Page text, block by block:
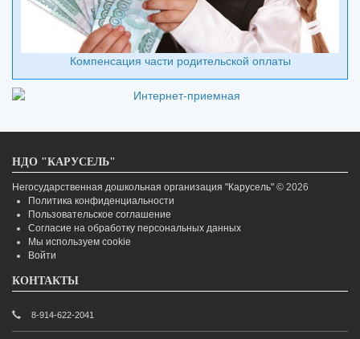
Компенсация части родительской оплаты
НДО "КАРУСЕЛЬ"
Негосударственная дошкольная организация "Карусель" © 2026
Политика конфиденциальности
Пользовательское соглашение
Согласие на обработку персональных данных
Мы используем cookie
Войти
КОНТАКТЫ
8-914-622-2041